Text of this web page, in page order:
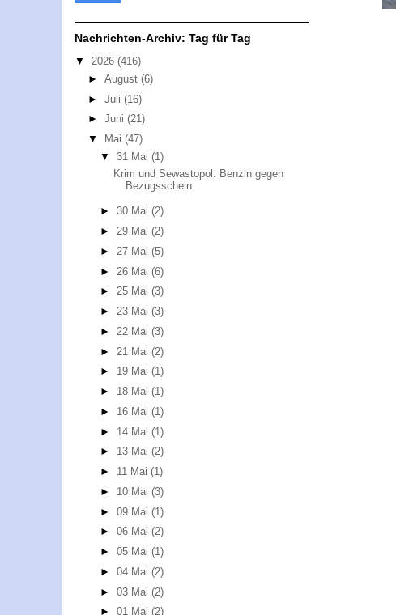
Nachrichten-Archiv: Tag für Tag
▼ 2026 (416)
► August (6)
► Juli (16)
► Juni (21)
▼
Mai (47)
▼31 Mai(1)
Krim und Sewastopol: Benzin gegen
Bezugsschein
►30 Mai(2)
►29 Mai(2)
► 27 Mai(5)
► 26 Mai(6)
►25 Mai(3)
►23 Mai(3)
► 22 Mai(3)
► 21 Mai(2)
► 19 Mai(1)
► 18 Mai(1)
► 16 Mai(1)
► 14 Mai(1)
► 13 Mai(2)
► 11 Mai(1)
► 10 Mai(3)
►09 Mai(1)
►06 Mai(2)
►05 Mai(1)
►04 Mai(2)
►03 Mai(2)
►01 Mai(2)